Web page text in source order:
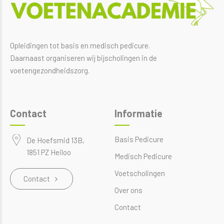
Opleidingen tot basis en medisch pedicure.
Daarnaast organiseren wij bijscholingen in de
voetengezondheidszorg.
Contact
De Hoefsmid 13B,
1851 PZ Heiloo
Contact
Informatie
Basis Pedicure
Medisch Pedicure
Voetscholingen
Over ons
Contact